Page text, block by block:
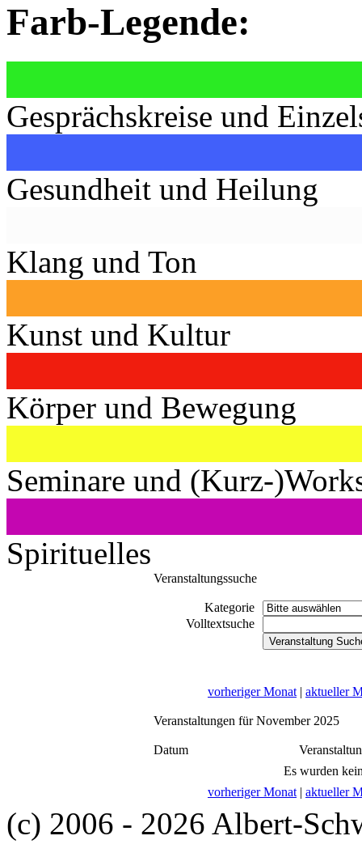
Farb-Legende:
Gesprächskreise und
Gesundheit und Heilung
Klang und Ton
Kunst und Kultur
Körper und Bewegung
Seminare und (Kurz-
Spirituelles
Veranstaltungssuche
Kategorie
Volltextsuche
vorheriger Monat | aktueller
Veranstaltungen für November 2025
Datum
Es wurden
vorheriger Monat | aktueller
(c) 2006 - 2026 Albert-